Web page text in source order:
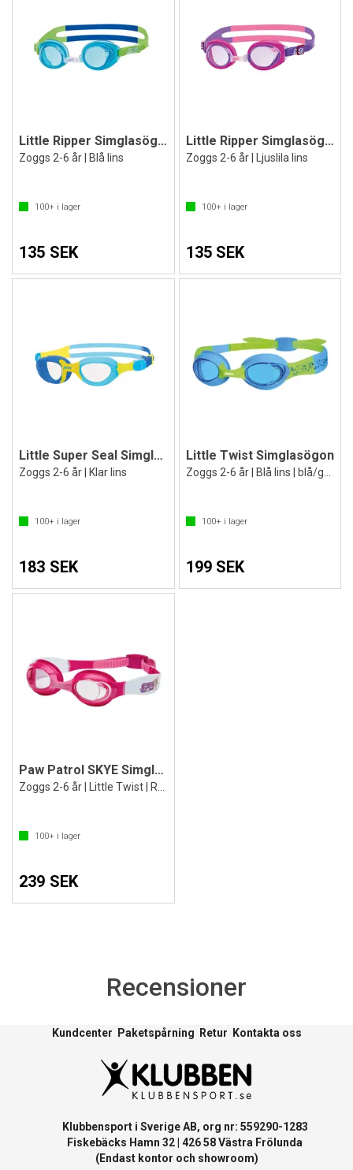
Little Ripper Simglasögon
Zoggs 2-6 år | Blå lins
100+ i lager
135 SEK
Little Ripper Simglasögon
Zoggs 2-6 år | Ljuslila lins
100+i lager
135 SEK
Little Super Seal Simglasögon
Zoggs 2-6 år | Klar lins
100+ i lager
183 SEK
Little Twist Simglasögon
100+i lager
199 SEK
Paw Patrol SKYE Simglasögon
100+ i lager
239 SEK
Recensioner
Kundcenter Paketspårning Retur Kontakta oss
Klubbensport i Sverige AB, org nr: 559290-1283
Fiskebäcks Hamn 32 | 426 58 Västra Frölunda
(Endast kontor och showroom)